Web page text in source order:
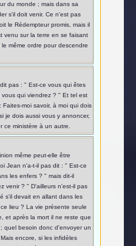
du monde ; mais dans sa
s'il doit venir. Ce n'est pas
le Rédempteur promis, mais il
venu sur la terre en se faisant
même ordre pour descendre
pas : " Est-ce vous qui êtes
qui viendrez ? " Et tel est
moi savoir, à moi qui dois
je dois aussi vous y annoncer,
ce ministère à un autre.
même peut-elle être
Jean n'a-t-il pas dit : " Est-ce
les enfers ? " mais dit-il
venir ? " D'ailleurs n'est-il pas
s'il devait en allant dans les
lieu ? La vie présente seule
et après la mort il ne reste que
quel besoin donc d'envoyer un
encore, si les infidèles